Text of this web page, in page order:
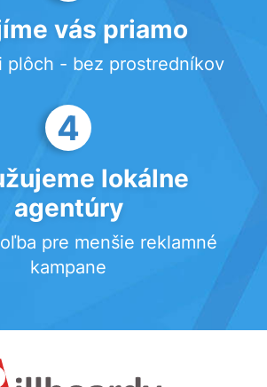
vás priamo
plôch - bez prostredníkov
4
lokálne
agentúry
pre menšie reklamné
kampane